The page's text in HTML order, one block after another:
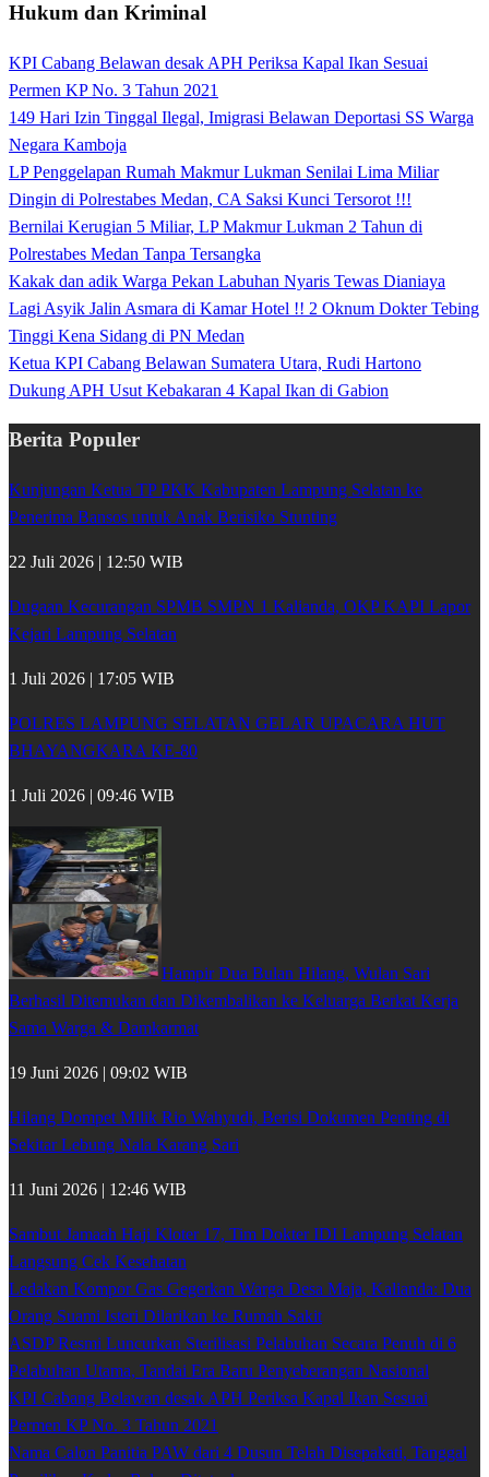
Hukum dan Kriminal
KPI Cabang Belawan desak APH Periksa Kapal Ikan Sesuai
Permen KP No. 3 Tahun 2021
149 Hari Izin Tinggal Ilegal, Imigrasi Belawan Deportasi SS Warga
Negara Kamboja
LP Penggelapan Rumah Makmur Lukman Senilai Lima Miliar
Dingin di Polrestabes Medan, CA Saksi Kunci Tersorot !!!
Bernilai Kerugian 5 Miliar, LP Makmur Lukman 2 Tahun di
Polrestabes Medan Tanpa Tersangka
Kakak dan adik Warga Pekan Labuhan Nyaris Tewas Dianiaya
Lagi Asyik Jalin Asmara di Kamar Hotel !! 2 Oknum Dokter Tebing
Tinggi Kena Sidang di PN Medan
Ketua KPI Cabang Belawan Sumatera Utara, Rudi Hartono
Dukung APH Usut Kebakaran 4 Kapal Ikan di Gabion
Berita Populer
Kunjungan Ketua TP PKK Kabupaten Lampung Selatan ke
Penerima Bansos untuk Anak Berisiko Stunting
22 Juli 2026 | 12:50 WIB
Dugaan Kecurangan SPMB SMPN 1 Kalianda, OKP KAPI Lapor
Kejari Lampung Selatan
1 Juli 2026 | 17:05 WIB
POLRES LAMPUNG SELATAN GELAR UPACARA HUT
BHAYANGKARA KE-80
1 Juli 2026 | 09:46 WIB
Hampir Dua Bulan Hilang, Wulan Sari
Berhasil Ditemukan dan Dikembalikan ke Keluarga Berkat Kerja
Sama Warga & Damkarmat
19 Juni 2026 | 09:02 WIB
Hilang Dompet Milik Rio Wahyudi, Berisi Dokumen Penting di
Sekitar Lebung Nala Karang Sari
11 Juni 2026 | 12:46 WIB
Sambut Jamaah Haji Kloter 17, Tim Dokter IDI Lampung Selatan
Langsung Cek Kesehatan
Ledakan Kompor Gas Gegerkan Warga Desa Maja, Kalianda: Dua
Orang Suami Isteri Dilarikan ke Rumah Sakit
ASDP Resmi Luncurkan Sterilisasi Pelabuhan Secara Penuh di 6
Pelabuhan Utama, Tandai Era Baru Penyeberangan Nasional
KPI Cabang Belawan desak APH Periksa Kapal Ikan Sesuai
Permen KP No. 3 Tahun 2021
Nama Calon Panitia PAW dari 4 Dusun Telah Disepakati, Tanggal